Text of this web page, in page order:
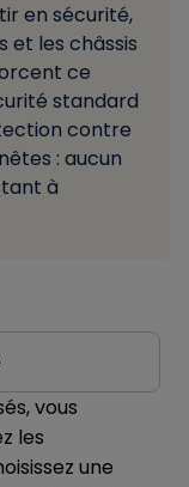
en sécurité,
et les châssis
ce
standard
contre
: aucun
à
vous
les
une